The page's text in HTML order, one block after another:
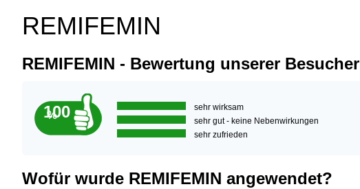
REMIFEMIN
REMIFEMIN - Bewertung unserer Besucher
100
%
sehr wirksam
sehr gut - keine Nebenwirkungen
sehr zufrieden
Wofür wurde REMIFEMIN angewendet?